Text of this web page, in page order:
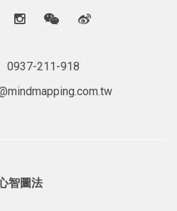
0937-211-918
智圖法